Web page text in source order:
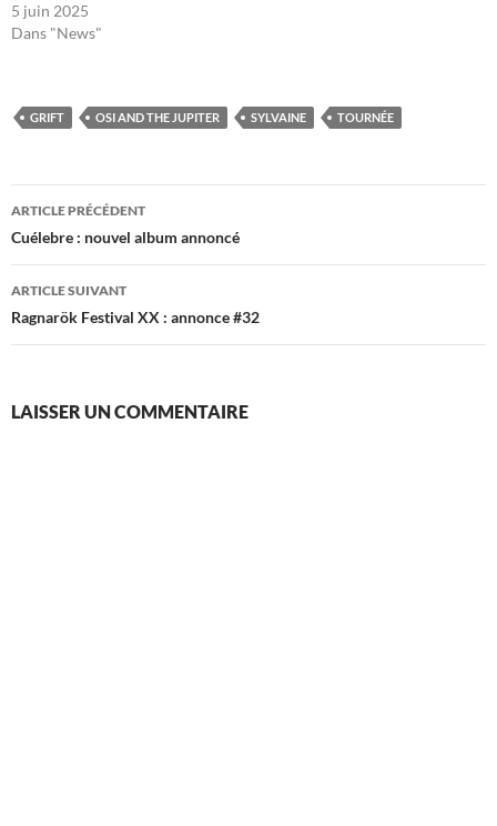
5 juin 2025
Dans "News"
GRIFT OSI AND THE JUPITER SYLVAINE TOURNÉE
Navigation
des
articles
ARTICLE PRÉCÉDENT
Cuélebre : nouvel album annoncé
ARTICLE SUIVANT
Ragnarök Festival XX : annonce #32
LAISSER UN COMMENTAIRE